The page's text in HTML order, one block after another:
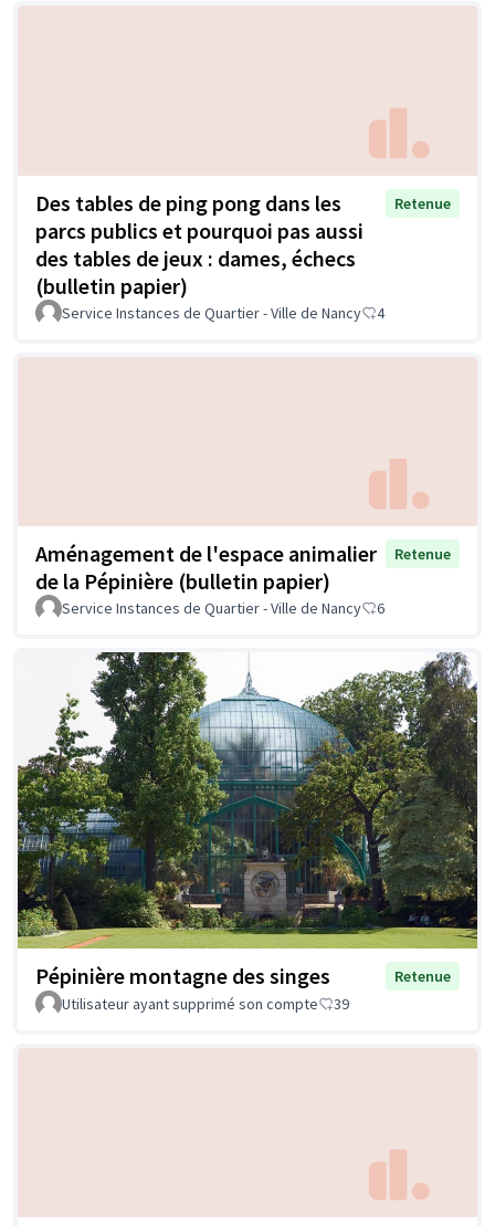
Des tables de ping pong dans les
parcs publics et pourquoi pas aussi
des tables de jeux : dames, échecs
(bulletin papier)
Retenue
Service Instances de Quartier - Ville de Nancy 4
Aménagement de l'espace animalier
de la Pépinière (bulletin papier)
Retenue
Service Instances de Quartier - Ville de Nancy 6
Pépinière montagne des singes
Retenue
Utilisateur ayant supprimé son compte
39